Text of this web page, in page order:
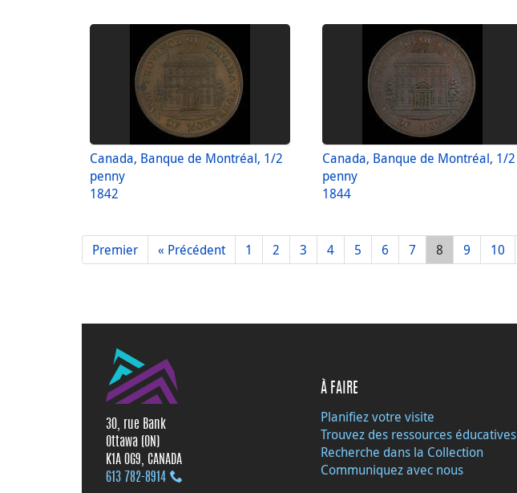
Canada, Banque de Montréal, 1/2
penny
1842
Canada, Banque de Montréal, 1/2
penny
1844
Premier « Précédent 1 2 3 4 5 6 7 8 9 10
30, rue Bank
Ottawa (ON)
K1A 0G9, CANADA
613 782‑8914
À FAIRE
Planifiez votre visite
Trouvez des ressources éducatives
Recherche dans la Collection
Communiquez avec nous